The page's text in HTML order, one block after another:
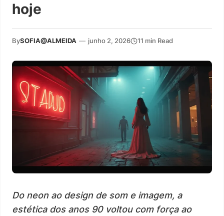
hoje
BySOFIA@ALMEIDA — junho 2, 2026 11 min Read
Do neon ao design de som e imagem, a
estética dos anos 90 voltou com força ao